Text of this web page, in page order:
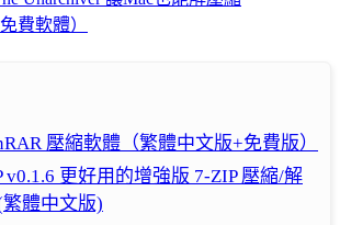
費軟體）
壓縮軟體（繁體中文版+免費版）
v0.1.6 更好用的增強版 7-ZIP 壓縮/解
體中文版)